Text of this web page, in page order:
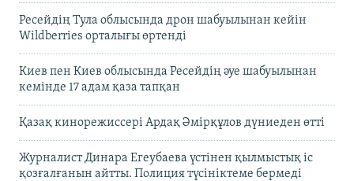
Ресейдің Тула облысында дрон шабуылынан кейін
Wildberries орталығы өртенді
Киев пен Киев облысында Ресейдің әуе шабуылынан
кемінде 17 адам қаза тапқан
Қазақ кинорежиссері Ардақ Әмірқұлов дүниеден өтті
Журналист Динара Егеубаева үстінен қылмыстық іс
қозғалғанын айтты. Полиция түсініктеме бермеді